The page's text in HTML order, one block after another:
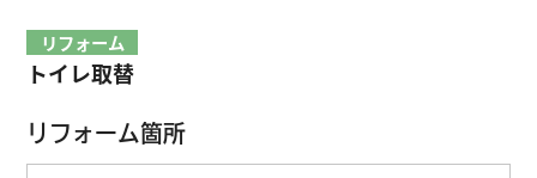
リフォーム
トイレ取替
リフォーム箇所